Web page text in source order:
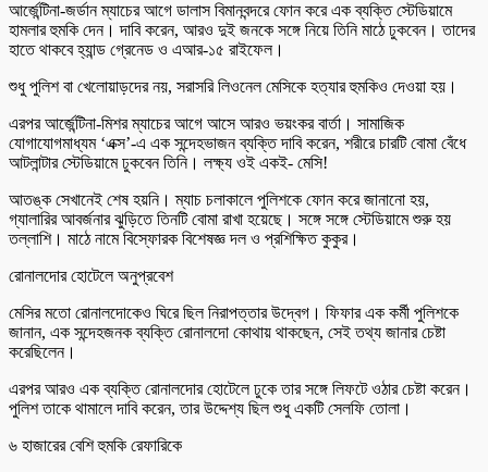
আর্জেন্টিনা-জর্ডান ম্যাচের আগে ডালাস বিমানবন্দরে ফোন করে এক ব্যক্তি স্টেডিয়ামে
হামলার হুমকি দেন। দাবি করেন, আরও দুই জনকে সঙ্গে নিয়ে তিনি মাঠে ঢুকবেন। তাদের
হাতে থাকবে হ্যান্ড গ্রেনেড ও এআর-১৫ রাইফেল।
শুধু পুলিশ বা খেলোয়াড়দের নয়, সরাসরি লিওনেল মেসিকে হত্যার হুমকিও দেওয়া হয়।
এরপর আর্জেন্টিনা-মিশর ম্যাচের আগে আসে আরও ভয়ংকর বার্তা। সামাজিক
যোগাযোগমাধ্যম ‘এক্স’-এ এক সন্দেহভাজন ব্যক্তি দাবি করেন, শরীরে চারটি বোমা বেঁধে
আটলান্টার স্টেডিয়ামে ঢুকবেন তিনি। লক্ষ্য ওই একই- মেসি!
আতঙ্ক সেখানেই শেষ হয়নি। ম্যাচ চলাকালে পুলিশকে ফোন করে জানানো হয়,
গ্যালারির আবর্জনার ঝুড়িতে তিনটি বোমা রাখা হয়েছে। সঙ্গে সঙ্গে স্টেডিয়ামে শুরু হয়
তল্লাশি। মাঠে নামে বিস্ফোরক বিশেষজ্ঞ দল ও প্রশিক্ষিত কুকুর।
রোনালদোর হোটেলে অনুপ্রবেশ
মেসির মতো রোনালদোকেও ঘিরে ছিল নিরাপত্তার উদ্বেগ। ফিফার এক কর্মী পুলিশকে
জানান, এক সন্দেহজনক ব্যক্তি রোনালদো কোথায় থাকছেন, সেই তথ্য জানার চেষ্টা
করেছিলেন।
এরপর আরও এক ব্যক্তি রোনালদোর হোটেলে ঢুকে তার সঙ্গে লিফটে ওঠার চেষ্টা করেন।
পুলিশ তাকে থামালে দাবি করেন, তার উদ্দেশ্য ছিল শুধু একটি সেলফি তোলা।
৬ হাজারের বেশি হুমকি রেফারিকে